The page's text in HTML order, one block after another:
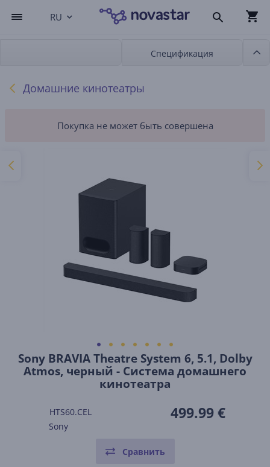
RU
Спецификация
Домашние кинотеатры
Покупка не может быть совершена
Sony BRAVIA Theatre System 6, 5.1, Dolby
Atmos, черный - Система домашнего
кинотеатра
HTS60.CEL
Sony
499.99 €
Сравнить